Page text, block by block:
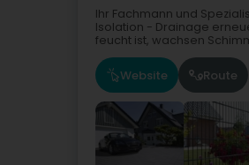
Ihr Fachmann und
Isolation - Drainage
feucht ist, wachsen
Website Route